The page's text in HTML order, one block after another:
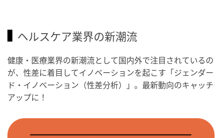
ヘルスケア業界の新潮流
健康・医療業界の新潮流として国内外で注目されているの
が、性差に着目してイノベーションを起こす「ジェンダー
ド・イノベーション（性差分析）」。最新動向のキャッチ
アップに！